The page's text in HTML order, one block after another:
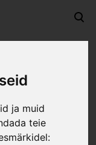
ja muid
teie